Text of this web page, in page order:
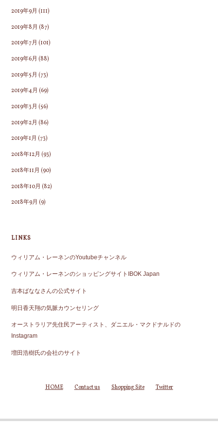
2019年9月 (111)
2019年8月 (87)
2019年7月 (101)
2019年6月 (88)
2019年5月 (73)
2019年4月 (69)
2019年3月 (56)
2019年2月 (86)
2019年1月 (73)
2018年12月 (93)
2018年11月 (90)
2018年10月 (82)
2018年9月 (9)
LINKS
ウィリアム・レーネンのYoutubeチャンネル
ウィリアム・レーネンのショッピングサイトIBOK Japan
吉本ばななさんの公式サイト
明日香天翔の気脈カウンセリング
オーストラリア先住民アーティスト、ダニエル・マクドナルドの
Instagram
増田浩樹氏の会社のサイト
HOME Contact us Shopping Site Twitter